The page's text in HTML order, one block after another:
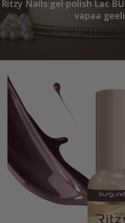
Ritzy Nails gel polish Lac
vapaa